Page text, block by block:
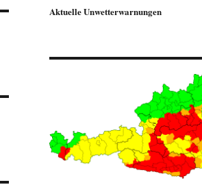
Aktuelle Unwetterwarnungen